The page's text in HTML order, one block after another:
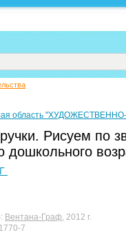
область
Рисуем по
дошкольного
Вентана-Граф, 2012 г.
7